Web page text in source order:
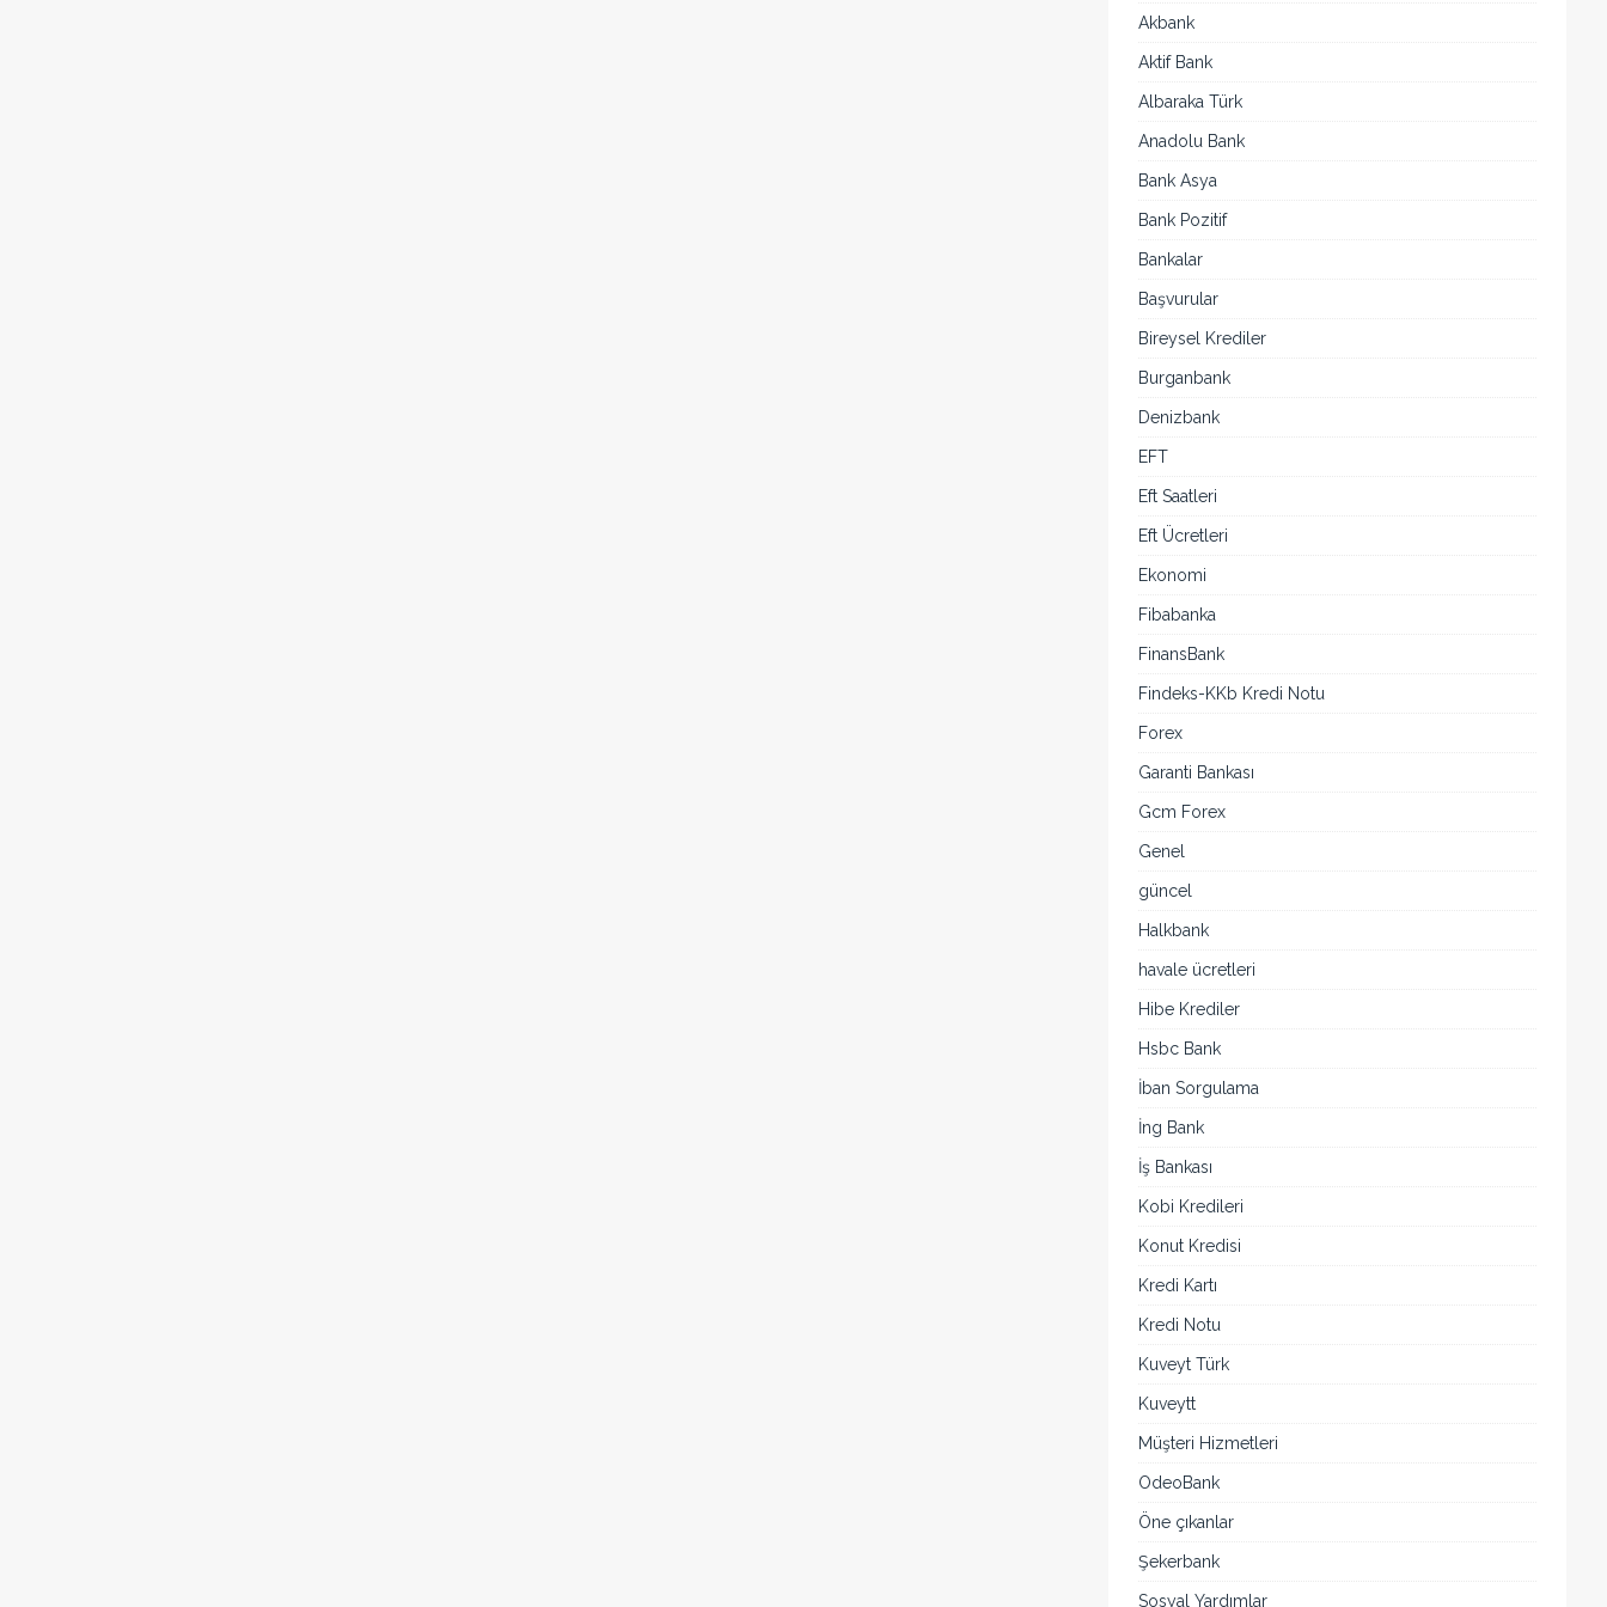
Akbank
Aktif Bank
Albaraka Türk
Anadolu Bank
Bank Asya
Bank Pozitif
Bankalar
Başvurular
Bireysel Krediler
Burganbank
Denizbank
EFT
Eft Saatleri
Eft Ücretleri
Ekonomi
Fibabanka
FinansBank
Findeks-KKb Kredi Notu
Forex
Garanti Bankası
Gcm Forex
Genel
güncel
Halkbank
havale ücretleri
Hibe Krediler
Hsbc Bank
İban Sorgulama
İng Bank
İş Bankası
Kobi Kredileri
Konut Kredisi
Kredi Kartı
Kredi Notu
Kuveyt Türk
Kuveytt
Müşteri Hizmetleri
OdeoBank
Öne çıkanlar
Şekerbank
Sosyal Yardımlar